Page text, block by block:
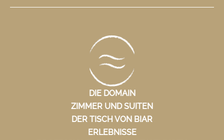
DIE DOMAIN
ZIMMER UND SUITEN
DER TISCH VON BIAR
ERLEBNISSE